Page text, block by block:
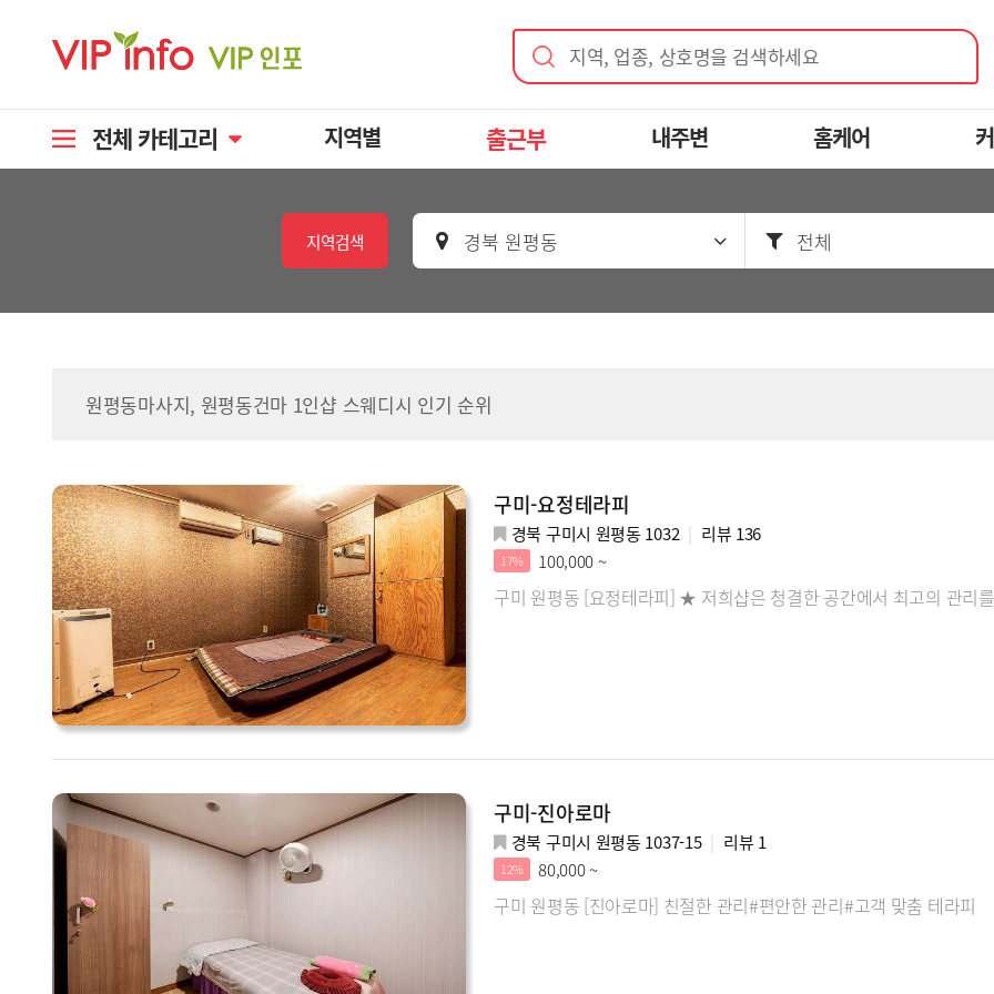
지역, 업종, 상호명을 검색하세요
전체 카테고리 지역별 출근부 내주변 홈케어
지역검색 경북 원평동 전체
원평동마사지, 원평동건마 1인샵 스웨디시 인기 순위
구미-요정테라피
경북 구미시 원평동 1032 리뷰 136
17% 100,000 ~
구미 원평동 [요정테라피] ★ 저희샵은 청결한 공간에서 최고의 관리
구미-진아로마
경북 구미시 원평동 1037-15 리뷰 1
12% 80,000 ~
구미 원평동 [진아로마] 친절한 관리#편안한 관리#고객 맞춤 테라피